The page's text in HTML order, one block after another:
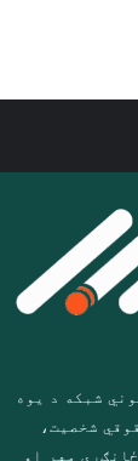
سفیر ټلوېزیوني شبکه د‎ یوه
شخصیت،
مهر او